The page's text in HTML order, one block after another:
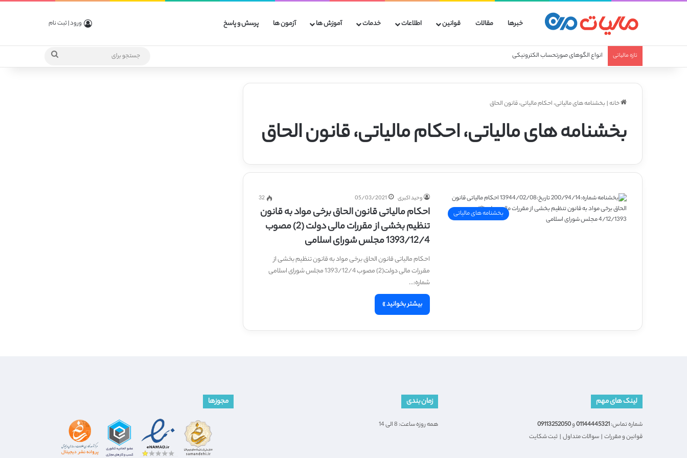
خبرها مقالات قوانین اطلاعات خدمات آموزش ها آزمون ها پرسش و پاسخ ورود | ثبت نام
تازه مالیاتی انواع الگوهای صورتحساب الکترونیکی
جستجو
خانه| بخشنامه های مالیاتی، احکام مالیاتی، قانون الحاق
بخشنامه های مالیاتی، احکام مالیاتی، قانون الحاق
بخشنامه های مالیاتی
وحید اکبری 05/03/2021
32
احکام مالیاتی قانون الحاق برخی مواد به قانون
تنظیم بخشی از مقررات مالی دولت (2) مصوب
1393/12/4 مجلس شورای اسلامی
احکام مالیاتی قانون الحاق برخی مواد به قانون تنظیم بخشی از
مقررات مالی دولت(2) مصوب 1393/12/4 مجلس شورای اسلامی
شماره:…
بیشتر بخوانید »
لینک های مهم
شماره تماس:01144445321و09113252050
قوانین و مقررات | سوالات متداول | ثبت شکایت
زمان بندی
همه روزه ساعت: 8 الی 14
مجوزها